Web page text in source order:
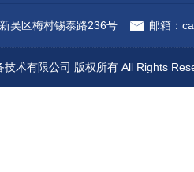
吴区梅村锡泰路236号 邮箱：
术有限公司 版权所有 All Rights